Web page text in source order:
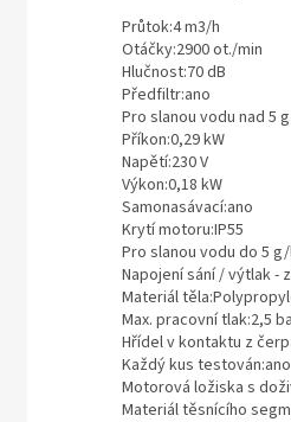
Průtok:4 m3/h
Otáčky:2900 ot./min
Hlučnost:70 dB
Předfiltr:ano
Pro slanou vodu nad 5
Příkon:0,29 kW
Napětí:230 V
Výkon:0,18 kW
Samonasávací:ano
Krytí motoru:IP55
Pro slanou vodu do 5
Napojení sání / výtlak -
Materiál
Max. pracovní tlak:2,5
Hřídel v kontaktu z
Každý kus testován:ano
Motorová ložiska s
Materiál těsnícího